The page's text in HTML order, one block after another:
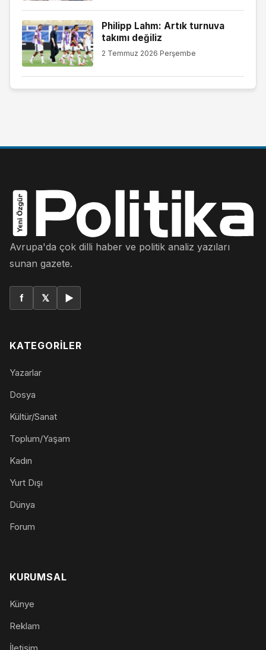
Philipp Lahm: Artık turnuva
takımı değiliz
2 Temmuz 2026 Perşembe
Avrupa'da çok dilli haber ve politik analiz yazıları
sunan gazete.
f 𝕏 ▶
KATEGORILER
Yazarlar
Dosya
Kültür/Sanat
Toplum/Yaşam
Kadın
Yurt Dışı
Dünya
Forum
KURUMSAL
Künye
Reklam